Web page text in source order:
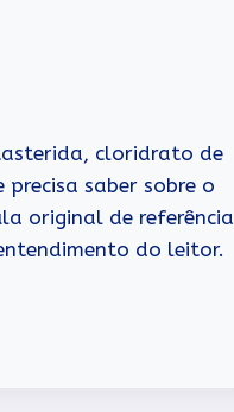
cloridrato de
saber sobre o
original de referência
do leitor.